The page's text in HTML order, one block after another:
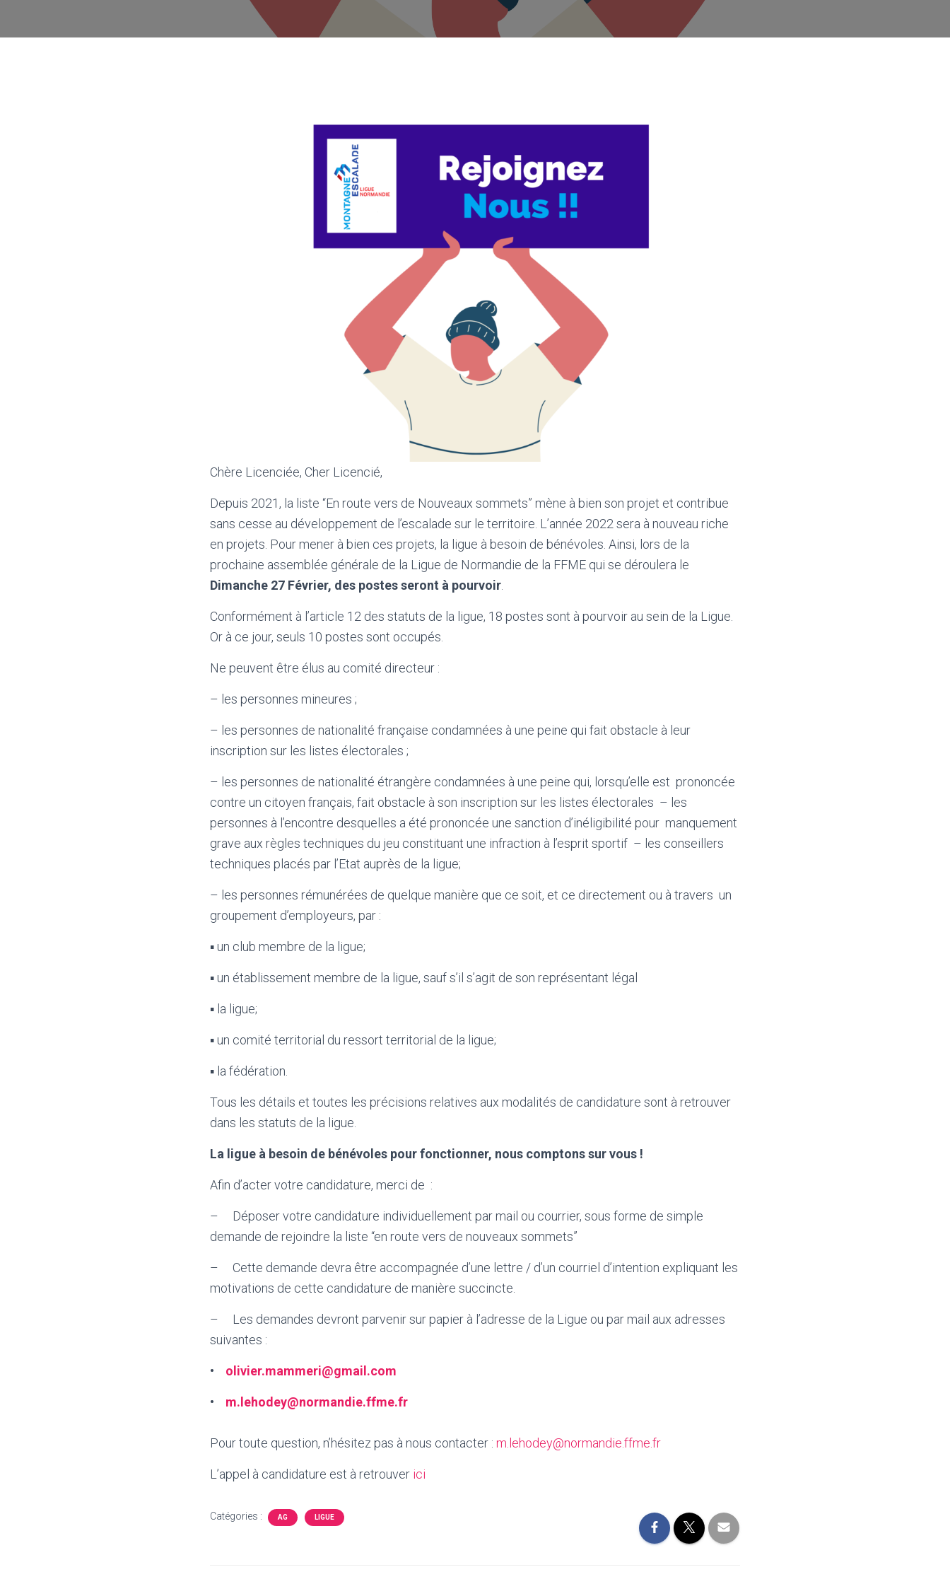
Chère Licenciée, Cher Licencié,
Depuis 2021, la liste “En route vers de Nouveaux sommets” mène à bien son projet et contribue
sans cesse au développement de l’escalade sur le territoire. L’année 2022 sera à nouveau riche
en projets. Pour mener à bien ces projets, la ligue à besoin de bénévoles. Ainsi, lors de la
prochaine assemblée générale de la Ligue de Normandie de la FFME qui se déroulera le
Dimanche 27 Février, des postes seront à pourvoir.
Conformément à l’article 12 des statuts de la ligue, 18 postes sont à pourvoir au sein de la Ligue.
Or à ce jour, seuls 10 postes sont occupés.
Ne peuvent être élus au comité directeur :
– les personnes mineures ;
– les personnes de nationalité française condamnées à une peine qui fait obstacle à leur
inscription sur les listes électorales ;
– les personnes de nationalité étrangère condamnées à une peine qui, lorsqu’elle est prononcée
contre un citoyen français, fait obstacle à son inscription sur les listes électorales – les
personnes à l’encontre desquelles a été prononcée une sanction d’inéligibilité pour manquement
grave aux règles techniques du jeu constituant une infraction à l’esprit sportif – les conseillers
techniques placés par l’Etat auprès de la ligue;
– les personnes rémunérées de quelque manière que ce soit, et ce directement ou à travers un
groupement d’employeurs, par :
▪ un club membre de la ligue;
▪ un établissement membre de la ligue, sauf s’il s’agit de son représentant légal
▪ la ligue;
▪ un comité territorial du ressort territorial de la ligue;
▪ la fédération.
Tous les détails et toutes les précisions relatives aux modalités de candidature sont à retrouver
dans les statuts de la ligue.
La ligue à besoin de bénévoles pour fonctionner, nous comptons sur vous !
Afin d’acter votre candidature, merci de :
– Déposer votre candidature individuellement par mail ou courrier, sous forme de simple
demande de rejoindre la liste “en route vers de nouveaux sommets”
– Cette demande devra être accompagnée d’une lettre / d’un courriel d’intention expliquant les
motivations de cette candidature de manière succincte.
– Les demandes devront parvenir sur papier à l’adresse de la Ligue ou par mail aux adresses
suivantes :
• olivier.mammeri@gmail.com
• m.lehodey@normandie.ffme.fr
Pour toute question, n’hésitez pas à nous contacter : m.lehodey@normandie.ffme.fr
L’appel à candidature est à retrouver ici
Catégories : AG LIGUE